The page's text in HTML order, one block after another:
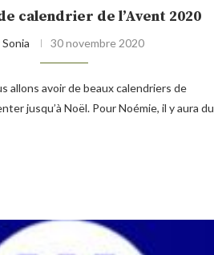
calendrier de l’Avent 2020
Sonia 30 novembre 2020
allons avoir de beaux calendriers de
jusqu’à Noël. Pour Noémie, il y aura du